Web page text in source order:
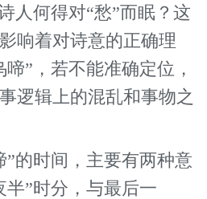
人何得对“愁”而眠？这
响着对诗意的正确理
”，若不能准确定位，
逻辑上的混乱和事物之
时间，主要有两种意
半”时分，与最后一